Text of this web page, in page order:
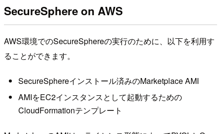
SecureSphere on AWS
AWS環境でのSecureSphereの実行のために、以下を利用す
ることができます。
SecureSphereインストール済みのMarketplace AMI
AMIをEC2インスタンスとして起動するための
CloudFormationテンプレート